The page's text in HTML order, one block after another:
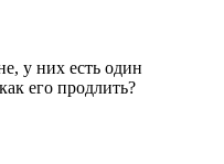
у них есть один
его продлить?